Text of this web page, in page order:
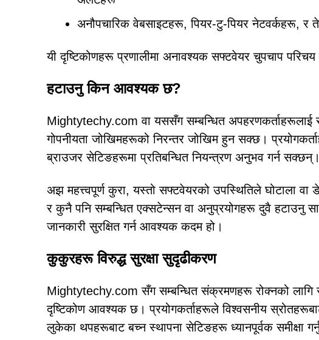
अनौपचारिक वेबसाइटहरू, पियर-टु-पियर नेटवर्कहरू, र
यी दृष्टिकोणहरू प्रणालीमा अनावश्यक सफ्टवेयर चुपचाप
हटाउनु किन आवश्यक छ?
Mightytechy.com वा यससँग सम्बन्धित अपहरणकर्ताहरूलाई
गोपनीयता जोखिमहरूको निरन्तर जोखिम हुन सक्छ।
ब्राउजर सेटिङहरूमा प्रतिबन्धित नियन्त्रण अनुभव गर्न सक्छन्।
अझ महत्त्वपूर्ण कुरा, यस्तो सफ्टवेयरको उपस्थितिले घोटाला वा
र कुनै पनि सम्बन्धित एक्सटेन्सन वा अनुप्रयोगहरू दुवै हटाउनु
जानकारी सुरक्षित गर्न आवश्यक कदम हो।
कुकुरहरू विरुद्ध सुरक्षा सुदृढीकरण
Mightytechy.com सँग सम्बन्धित संक्रमणहरू रोक्नको लागि
दृष्टिकोण आवश्यक छ। प्रयोगकर्ताहरूले विश्वसनीय
लुकेका थपहरूबाट बच्न स्थापना सेटिङहरू ध्यानपूर्वक समीक्षा